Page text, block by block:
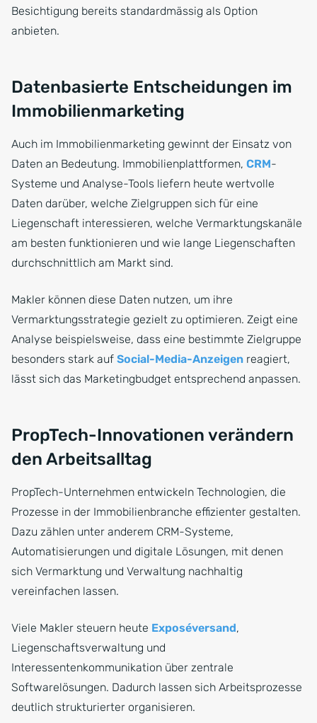
Besichtigung bereits standardmässig als Option
anbieten.
Datenbasierte Entscheidungen im
Immobilienmarketing
Auch im Immobilienmarketing gewinnt der Einsatz von
Daten an Bedeutung. Immobilienplattformen, CRM-
Systeme und Analyse-Tools liefern heute wertvolle
Daten darüber, welche Zielgruppen sich für eine
Liegenschaft interessieren, welche Vermarktungskanäle
am besten funktionieren und wie lange Liegenschaften
durchschnittlich am Markt sind.
Makler können diese Daten nutzen, um ihre
Vermarktungsstrategie gezielt zu optimieren. Zeigt eine
Analyse beispielsweise, dass eine bestimmte Zielgruppe
besonders stark auf Social-Media-Anzeigen reagiert,
lässt sich das Marketingbudget entsprechend anpassen.
PropTech-Innovationen verändern
den Arbeitsalltag
PropTech-Unternehmen entwickeln Technologien, die
Prozesse in der Immobilienbranche effizienter gestalten.
Dazu zählen unter anderem CRM-Systeme,
Automatisierungen und digitale Lösungen, mit denen
sich Vermarktung und Verwaltung nachhaltig
vereinfachen lassen.
Viele Makler steuern heute Exposéversand,
Liegenschaftsverwaltung und
Interessentenkommunikation über zentrale
Softwarelösungen. Dadurch lassen sich Arbeitsprozesse
deutlich strukturierter organisieren.